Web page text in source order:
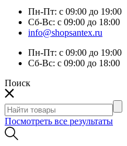
Пн-Пт: с 09:00 до 19:00
Сб-Вс: с 09:00 до 18:00
info@shopsantex.ru
Пн-Пт: с 09:00 до 19:00
Сб-Вс: с 09:00 до 18:00
Поиск
Посмотреть все результаты